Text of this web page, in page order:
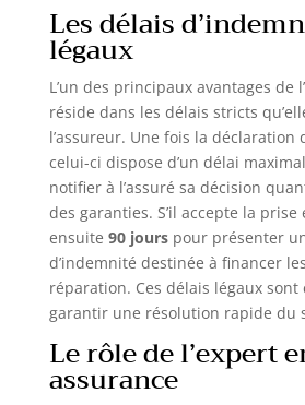
Les délais
légaux
L’un des principaux avantages de
réside dans les délais stricts
l’assureur. Une fois la déclaration
celui-ci dispose d’un délai
notifier à l’assuré sa décision
des garanties. S’il accepte la prise
ensuite 90 jourspour présenter
d’indemnité destinée à financer
réparation. Ces délais légaux sont
garantir une résolution rapide du
Le rôle de l’expert
assurance